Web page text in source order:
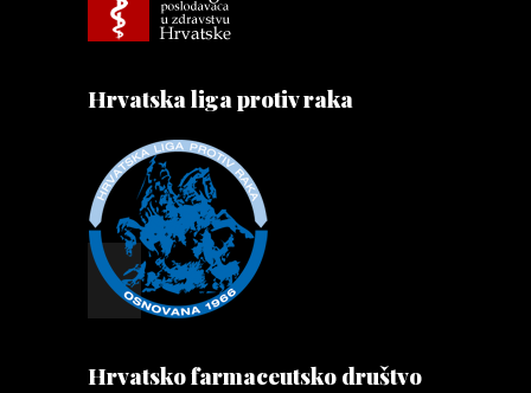
Hrvatska liga protiv raka
Hrvatsko farmaceutsko društvo